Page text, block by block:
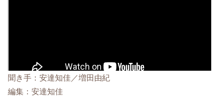
聞き手：安達知佳／増田由紀
編集：安達知佳